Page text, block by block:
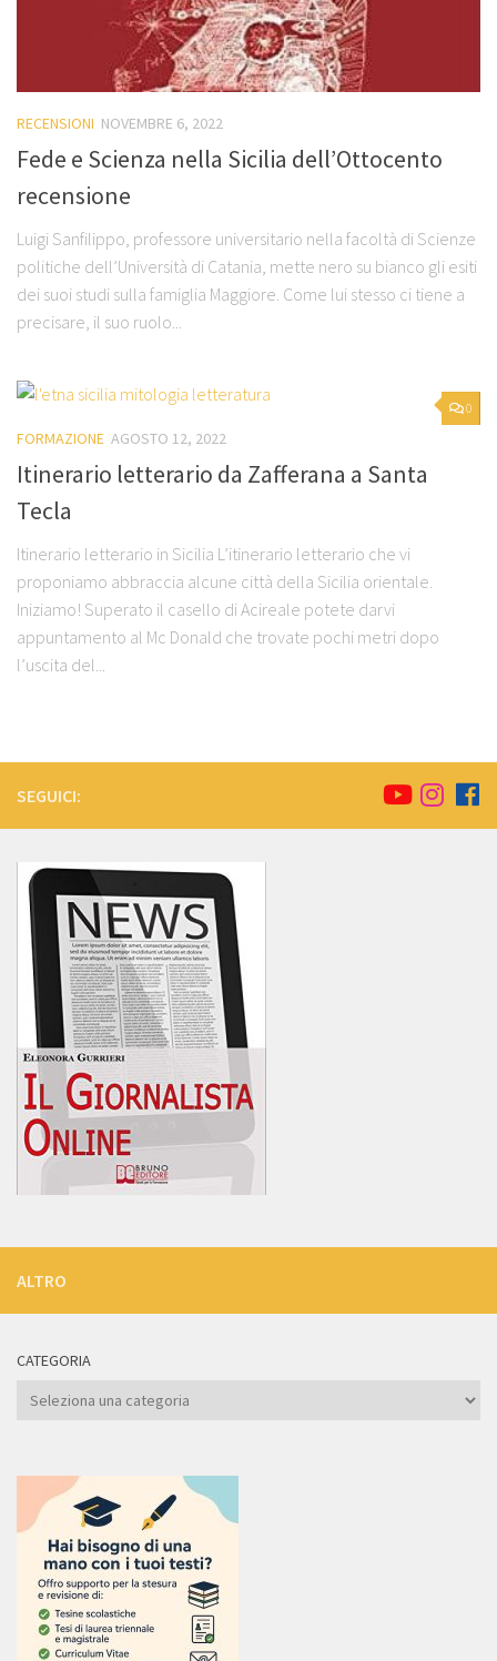
RECENSIONI NOVEMBRE 6, 2022
Fede e Scienza nella Sicilia dell’Ottocento
recensione
Luigi Sanfilippo, professore universitario nella facoltà di Scienze
politiche dell’Università di Catania, mette nero su bianco gli esiti
dei suoi studi sulla famiglia Maggiore. Come lui stesso ci tiene a
precisare, il suo ruolo...
0
FORMAZIONE AGOSTO 12, 2022
Itinerario letterario da Zafferana a Santa
Tecla
Itinerario letterario in Sicilia L’itinerario letterario che vi
proponiamo abbraccia alcune città della Sicilia orientale.
Iniziamo! Superato il casello di Acireale potete darvi
appuntamento al Mc Donald che trovate pochi metri dopo
l’uscita del...
SEGUICI:
ALTRO
CATEGORIA
Categoria